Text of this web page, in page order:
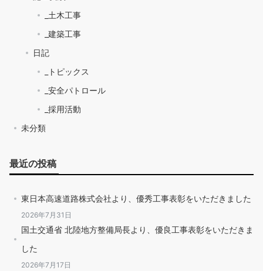
_土木工事
_建築工事
日記
_トピックス
_安全パトロール
_採用活動
未分類
最近の投稿
東日本高速道路株式会社より、優秀工事表彰をいただきました
2026年7月31日
国土交通省 北陸地方整備局長より、優良工事表彰をいただきま
した
2026年7月17日